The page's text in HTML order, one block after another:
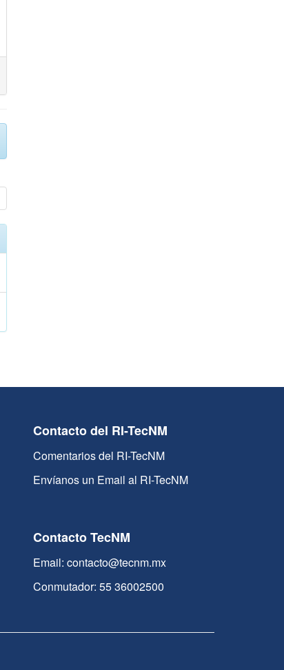
Contacto del RI-TecNM
Comentarios del RI-TecNM
Envíanos un Email al RI-TecNM
Contacto TecNM
Email: contacto@tecnm.mx
Conmutador: 55 36002500